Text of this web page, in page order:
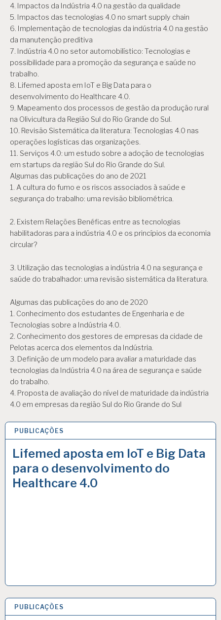
4. Impactos da Indústria 4.0 na gestão da qualidade
5. Impactos das tecnologias 4.0 no smart supply chain
6. Implementação de tecnologias da indústria 4.0 na gestão
da manutenção preditiva
7. Indústria 4.0 no setor automobilístico: Tecnologias e
possibilidade para a promoção da segurança e saúde no
trabalho.
8. Lifemed aposta em IoT e Big Data para o
desenvolvimento do Healthcare 4.0.
9. Mapeamento dos processos de gestão da produção rural
na Olivicultura da Região Sul do Rio Grande do Sul.
10. Revisão Sistemática da literatura: Tecnologias 4.0 nas
operações logísticas das organizações.
11. Serviços 4.0: um estudo sobre a adoção de tecnologias
em startups da região Sul do Rio Grande do Sul.
Algumas das publicações do ano de 2021
1. A cultura do fumo e os riscos associados à saúde e
segurança do trabalho: uma revisão bibliométrica.
2. Existem Relações Benéficas entre as tecnologias
habilitadoras para a indústria 4.0 e os princípios da economia
circular?
3. Utilização das tecnologias a indústria 4.0 na segurança e
saúde do trabalhador: uma revisão sistemática da literatura.
Algumas das publicações do ano de 2020
1. Conhecimento dos estudantes de Engenharia e de
Tecnologias sobre a Indústria 4.0.
2. Conhecimento dos gestores de empresas da cidade de
Pelotas acerca dos elementos da Indústria.
3. Definição de um modelo para avaliar a maturidade das
tecnologias da Indústria 4.0 na área de segurança e saúde
do trabalho.
4. Proposta de avaliação do nível de maturidade da indústria
4.0 em empresas da região Sul do Rio Grande do Sul
PUBLICAÇÕES
Lifemed aposta em IoT e Big Data
para o desenvolvimento do
Healthcare 4.0
10 AGO 2022
PUBLICAÇÕES
18 MAIO 2022